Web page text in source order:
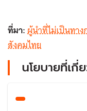
ที่มา:ผู้นำที่ไม่เป็นทา
สังคมไทย
นโยบายที่เกี่